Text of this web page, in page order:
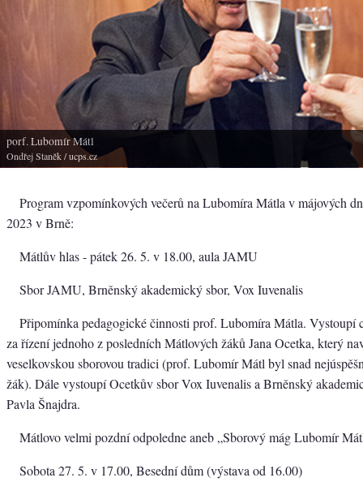
porf. Lubomír Mátl
Ondřej Staněk/ ucps.cz
Program vzpomínkových večerů na Lubomíra Mátla v májových
2023 v Brně:
Mátlův hlas - pátek 26. 5. v 18.00, aula JAMU
Sbor JAMU, Brněnský akademický sbor, Vox Iuvenalis
Připomínka pedagogické činnosti prof. Lubomíra Mátla. Vystoupí
za řízení jednoho z posledních Mátlových žáků Jana Ocetka, který
veselkovskou sborovou tradici (prof. Lubomír Mátl byl snad
žák). Dále vystoupí Ocetkův sbor Vox Iuvenalis a Brněnský
Pavla Šnajdra.
Mátlovo velmi pozdní odpoledne aneb „Sborový mág Lubomír
Sobota 27. 5. v 17.00, Besední dům (výstava od 16.00)